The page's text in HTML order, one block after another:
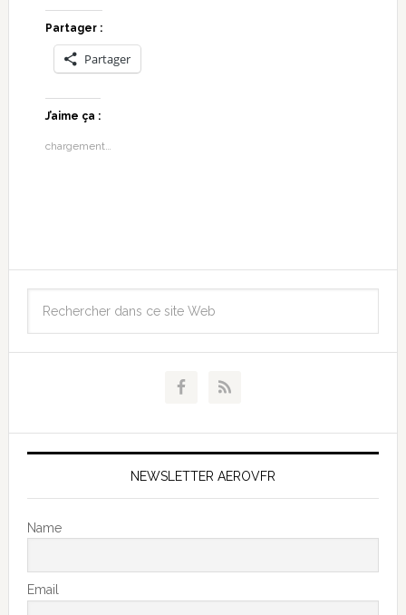
Partager :
Partager
J’aime ça :
chargement…
NEWSLETTER AEROVFR
Name
Email